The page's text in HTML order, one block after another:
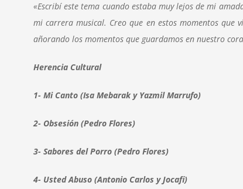
«Escribí este tema cuando estaba muy lejos de mi
mi carrera musical. Creo que en estos momentos que
añorando los momentos que guardamos en nuestro
Herencia Cultural
1- Mi Canto (Isa Mebarak y Yazmil Marrufo)
2- Obsesión (Pedro Flores)
3- Sabores del Porro (Pedro Flores)
4- Usted Abuso (Antonio Carlos y Jocafi)